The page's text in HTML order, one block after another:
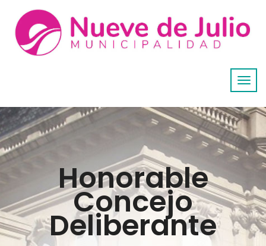
Honorable
Concejo
Deliberante